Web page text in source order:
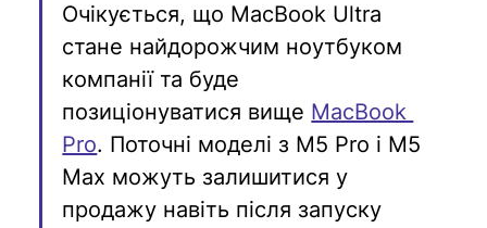
Очікується, що MacBook Ultra
стане найдорожчим ноутбуком
компанії та буде
позиціонуватися вище MacBook
Pro. Поточні моделі з M5 Pro і M5
Max можуть залишитися у
продажу навіть після запуску